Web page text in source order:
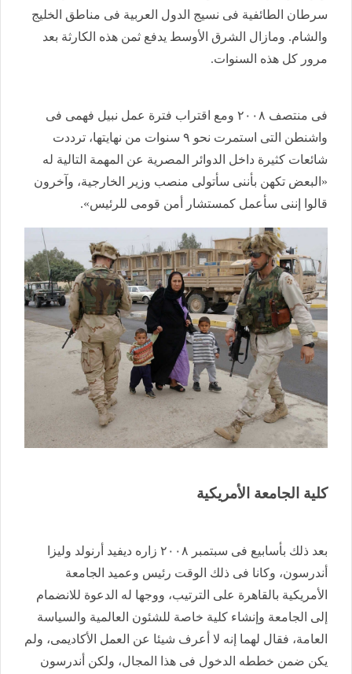
سرطان الطائفية فى نسيج الدول العربية فى مناطق الخليج
والشام. ومازال الشرق الأوسط يدفع ثمن هذه الكارثة بعد
مرور كل هذه السنوات.
فى منتصف ٢٠٠٨ ومع اقتراب فترة عمل نبيل فهمى فى
واشنطن التى استمرت نحو ٩ سنوات من نهايتها، ترددت
شائعات كثيرة داخل الدوائر المصرية عن المهمة التالية له
«البعض تكهن بأننى سأتولى منصب وزير الخارجية، وآخرون
قالوا إننى سأعمل كمستشار أمن قومى للرئيس».
كلية الجامعة الأمريكية
بعد ذلك بأسابيع فى سبتمبر ٢٠٠٨ زاره ديفيد أرنولد وليزا
أندرسون، وكانا فى ذلك الوقت رئيس وعميد الجامعة
الأمريكية بالقاهرة على الترتيب، ووجها له الدعوة للانضمام
إلى الجامعة وإنشاء كلية خاصة للشئون العالمية والسياسة
العامة، فقال لهما إنه لا أعرف شيئا عن العمل الأكاديمى، ولم
يكن ضمن خططه الدخول فى هذا المجال، ولكن أندرسون